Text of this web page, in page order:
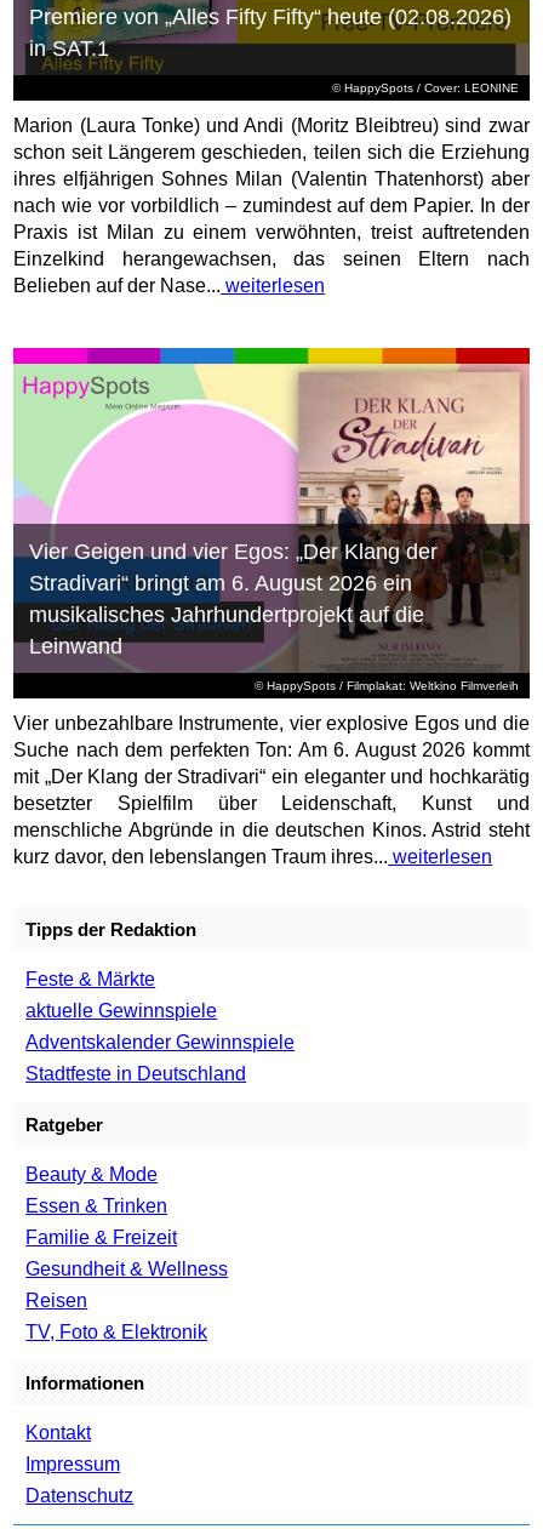
© HappySpots / Cover: LEONINE
Premiere von „Alles Fifty Fifty“ heute (02.08.2026)
in SAT.1
Marion (Laura Tonke) und Andi (Moritz Bleibtreu) sind zwar
schon seit Längerem geschieden, teilen sich die Erziehung
ihres elfjährigen Sohnes Milan (Valentin Thatenhorst) aber
nach wie vor vorbildlich – zumindest auf dem Papier. In der
Praxis ist Milan zu einem verwöhnten, treist auftretenden
Einzelkind herangewachsen, das seinen Eltern nach
Belieben auf der Nase... weiterlesen
© HappySpots / Filmplakat: Weltkino Filmverleih
Vier Geigen und vier Egos: „Der Klang der
Stradivari“ bringt am 6. August 2026 ein
musikalisches Jahrhundertprojekt auf die
Leinwand
Vier unbezahlbare Instrumente, vier explosive Egos und die
Suche nach dem perfekten Ton: Am 6. August 2026 kommt
mit „Der Klang der Stradivari“ ein eleganter und hochkarätig
besetzter Spielfilm über Leidenschaft, Kunst und
menschliche Abgründe in die deutschen Kinos. Astrid steht
kurz davor, den lebenslangen Traum ihres... weiterlesen
Tipps der Redaktion
Feste & Märkte
aktuelle Gewinnspiele
Adventskalender Gewinnspiele
Stadtfeste in Deutschland
Ratgeber
Beauty & Mode
Essen & Trinken
Familie & Freizeit
Gesundheit & Wellness
Reisen
TV, Foto & Elektronik
Informationen
Kontakt
Impressum
Datenschutz